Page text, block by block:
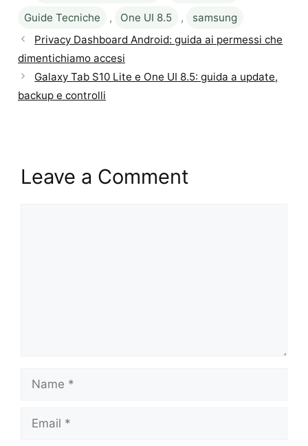
Guide Tecniche
, One UI 8.5 ,
samsung
Privacy Dashboard Android: guida ai permessi che
dimentichiamo accesi
Galaxy Tab S10 Lite e One UI 8.5: guida a update,
backup e controlli
Leave a Comment